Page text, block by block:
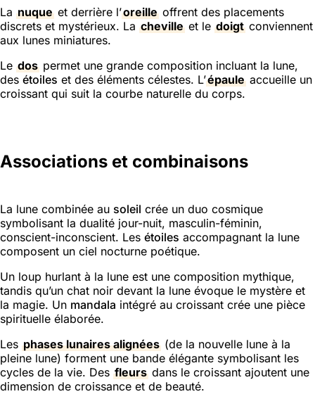
La nuque et derrière l’oreille offrent des placements
discrets et mystérieux. La cheville et le doigt conviennent
aux lunes miniatures.
Le dos permet une grande composition incluant la lune,
des étoiles et des éléments célestes. L’épaule accueille un
croissant qui suit la courbe naturelle du corps.
Associations et combinaisons
La lune combinée au soleil crée un duo cosmique
symbolisant la dualité jour-nuit, masculin-féminin,
conscient-inconscient. Les étoiles accompagnant la lune
composent un ciel nocturne poétique.
Un loup hurlant à la lune est une composition mythique,
tandis qu’un chat noir devant la lune évoque le mystère et
la magie. Un mandala intégré au croissant crée une pièce
spirituelle élaborée.
Les phases lunaires alignées (de la nouvelle lune à la
pleine lune) forment une bande élégante symbolisant les
cycles de la vie. Des fleurs dans le croissant ajoutent une
dimension de croissance et de beauté.